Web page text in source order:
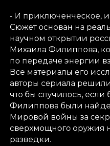
- И приключенческое, и
Сюжет основан на
научном открытии
Михаила Филиппова,
по передаче энергии
Все материалы его
авторы сериала
что бы случилось,
Филиппова были
Мировой войны за
сверхмощного оружия
разведки.